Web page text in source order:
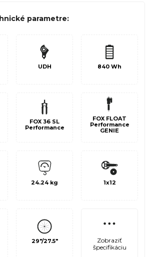
parametre:
UDH 840 Wh
FOX 36 SL
Performance
FOX FLOAT
Performance
GENIE
24.24 kg 1x12
29"/27.5"
Zobraziť
špecifikáciu